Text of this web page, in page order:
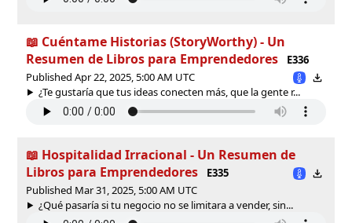
📖 Cuéntame Historias (StoryWorthy) - Un
Resumen de Libros para Emprendedores
E336
Published Apr 22, 2025, 5:00 AM UTC
¿Te gustaría que tus ideas conecten más, que la gente r...
📖 Hospitalidad Irracional - Un Resumen de
Libros para Emprendedores
E335
Published Mar 31, 2025, 5:00 AM UTC
¿Qué pasaría si tu negocio no se limitara a vender, sin...